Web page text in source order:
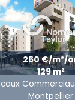
260 €/m²/
129 m²
Montpellier